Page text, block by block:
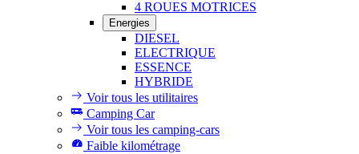
4 ROUES MOTRICES
Energies
DIESEL
ELECTRIQUE
ESSENCE
HYBRIDE
Voir tous les utilitaires
Camping Car
Voir tous les camping-cars
Faible kilométrage